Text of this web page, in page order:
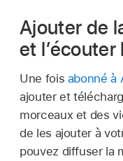
Ajouter de
et
Une fois abonné à
ajouter et
morceaux et des
de les ajouter à
pouvez diffuser la